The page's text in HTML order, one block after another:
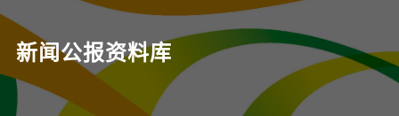
新闻公报资料库